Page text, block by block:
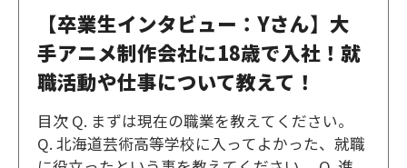
【卒業生インタビュー：Yさん】大
手アニメ制作会社に18歳で入社！就
職活動や仕事について教えて！
目次 Q. まずは現在の職業を教えてください。
Q. 北海道芸術高等学校に入ってよかった、就職